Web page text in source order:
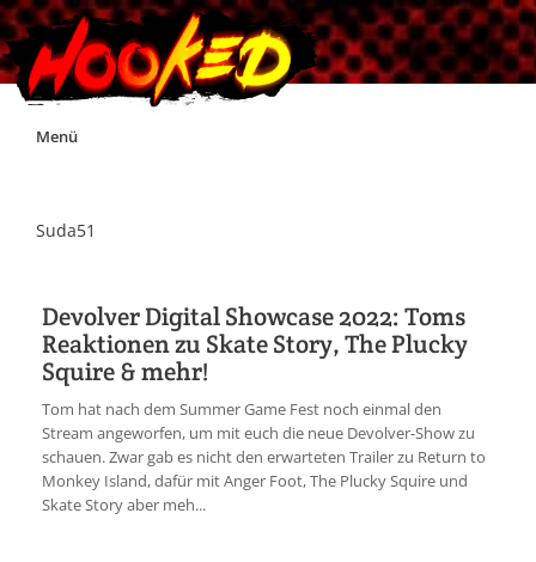
Skip
Menü
Impressum
Jobs
Discord
Suda51
Devolver Digital Showcase 2022: Toms
Reaktionen zu Skate Story, The Plucky
Squire & mehr!
Tom hat nach dem Summer Game Fest noch einmal den
Stream angeworfen, um mit euch die neue Devolver-Show zu
schauen. Zwar gab es nicht den erwarteten Trailer zu Return to
Monkey Island, dafür mit Anger Foot, The Plucky Squire und
Skate Story aber meh...